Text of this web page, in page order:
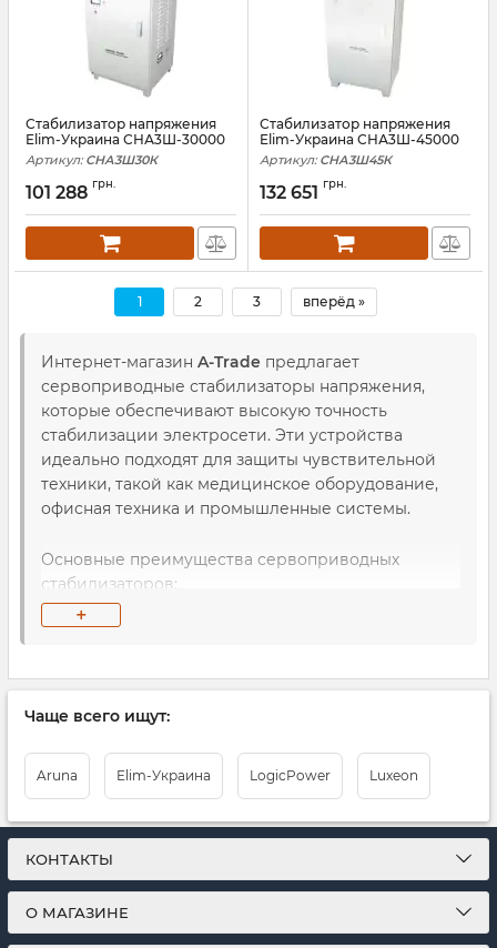
Стабилизатор напряжения
Elim-Украина СНА3Ш-30000
Артикул: СНА3Ш30К
101 288 грн.
Стабилизатор напряжения
Elim-Украина СНА3Ш-45000
Артикул: СНА3Ш45К
132 651 грн.
1 2 3 вперёд »
Интернет-магазин A-Trade предлагает
сервоприводные стабилизаторы напряжения,
которые обеспечивают высокую точность
стабилизации электросети. Эти устройства
идеально подходят для защиты чувствительной
техники, такой как медицинское оборудование,
офисная техника и промышленные системы.
Основные преимущества сервоприводных
стабилизаторов:
отклонениями, что делает их идеальными
для оборудования, чувствительного к
Надежность— долговечная работа в
сети.
Мягкое переключение— плавная работа
без резких скачков, что продлевает срок
службы техники.
+
Чаще всего ищут:
Aruna Elim-Украина LogicPower Luxeon
КОНТАКТЫ
О МАГАЗИНЕ